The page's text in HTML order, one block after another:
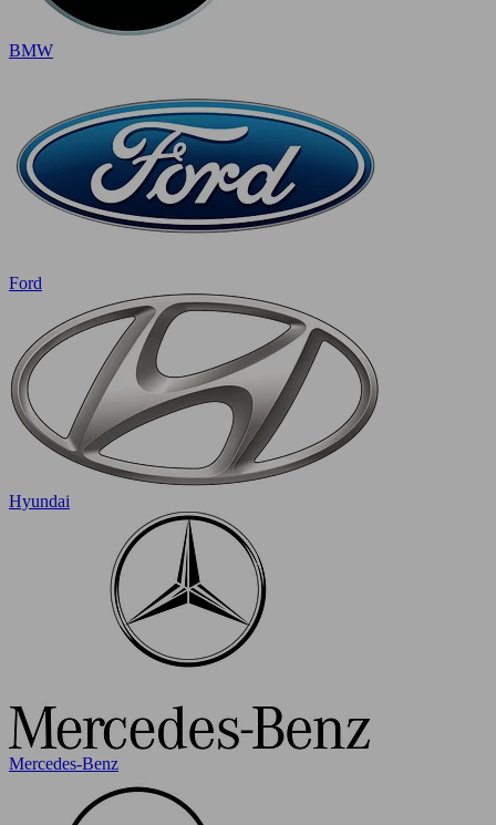
BMW
Ford
Hyundai
Mercedes-Benz